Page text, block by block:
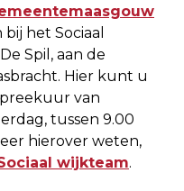
het Sociaal
Spil, aan de
Hier kunt u
van
tussen 9.00
hierover weten,
wijkteam.